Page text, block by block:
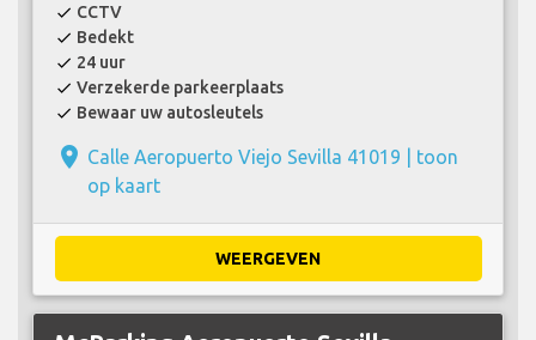
check CCTV
check Bedekt
check 24 uur
check Verzekerde parkeerplaats
check Bewaar uw autosleutels
place Calle Aeropuerto Viejo Sevilla 41019 | toon
op kaart
WEERGEVEN